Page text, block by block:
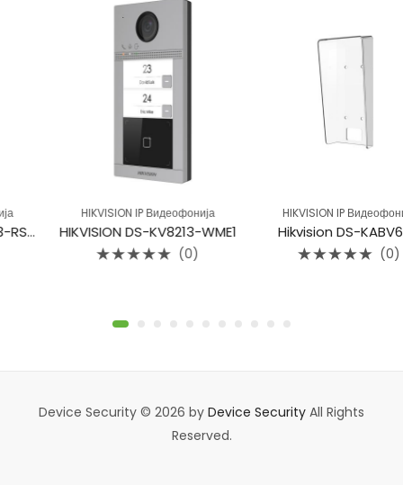
Surface
HIKVISION IP Видеофонија
HIKVISION DS-KV8213-WME1
(0)
HIKVISION IP Видеофонија
Hikvision DS-KABV6113
(0)
Device Security © 2026 by Device Security All Rights
Reserved.